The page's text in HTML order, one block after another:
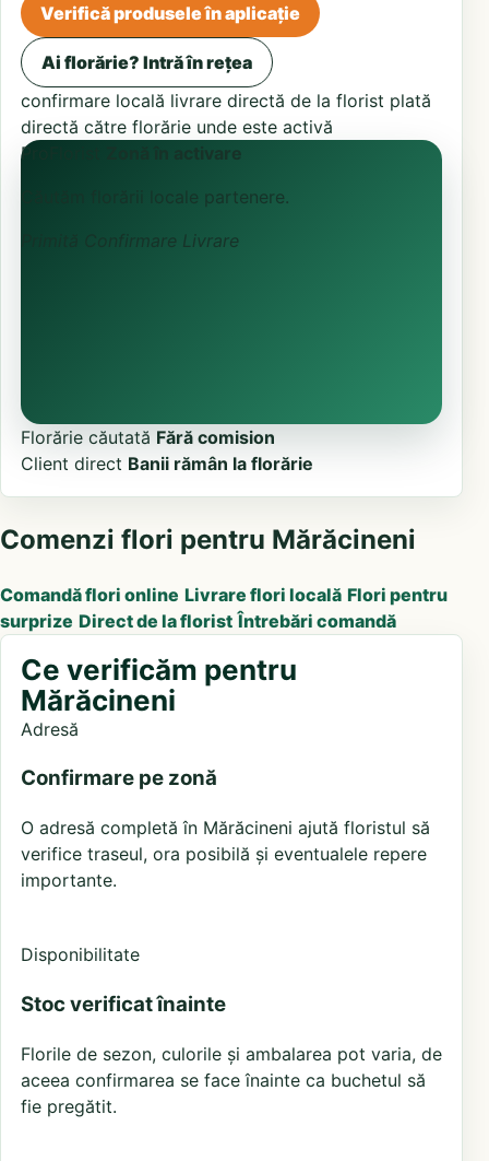
Verifică produsele în aplicație
Ai florărie? Intră în rețea
confirmare locală livrare directă de la florist plată
directă către florărie unde este activă
ProFlorist
Zonă în activare
Căutăm florării locale partenere.
Confirmare Livrare
Florărie căutată Fără comision
Client direct Banii rămân la florărie
Comenzi flori pentru Mărăcineni
Comandă flori online Livrare flori locală Flori pentru
surprize Direct de la florist Întrebări comandă
Ce verificăm pentru
Mărăcineni
Adresă
Confirmare pe zonă
O adresă completă în Mărăcineni ajută floristul să
verifice traseul, ora posibilă și eventualele repere
importante.
Disponibilitate
Stoc verificat înainte
Florile de sezon, culorile și ambalarea pot varia, de
aceea confirmarea se face înainte ca buchetul să
fie pregătit.